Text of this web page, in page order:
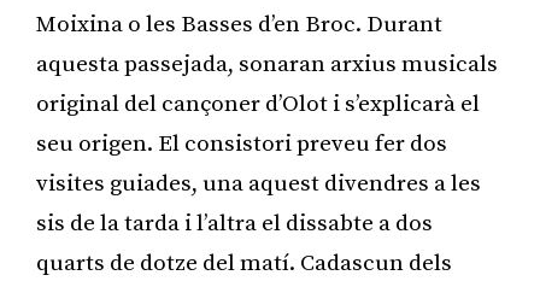
Moixina o les Basses d’en Broc. Durant
aquesta passejada, sonaran arxius musicals
original del cançoner d’Olot i s’explicarà el
seu origen. El consistori preveu fer dos
visites guiades, una aquest divendres a les
sis de la tarda i l’altra el dissabte a dos
quarts de dotze del matí. Cadascun dels